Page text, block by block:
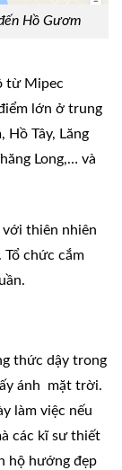
Hồ Gươm
từ Mipec
lớn ở trung
Hồ Tây, Lăng
Long,… và
với thiên nhiên
Tổ chức cắm
thức dậy trong
ánh mặt trời.
làm việc nếu
các kĩ sư thiết
hộ hướng đẹp